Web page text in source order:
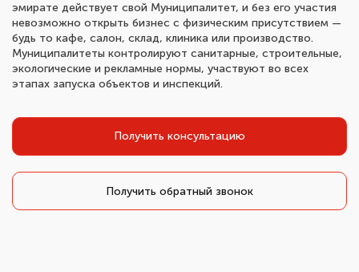
эмирате действует свой Муниципалитет, и без его участия
невозможно открыть бизнес с физическим присутствием —
будь то кафе, салон, склад, клиника или производство.
Муниципалитеты контролируют санитарные, строительные,
экологические и рекламные нормы, участвуют во всех
этапах запуска объектов и инспекций.
Получить консультацию
Получить обратный звонок